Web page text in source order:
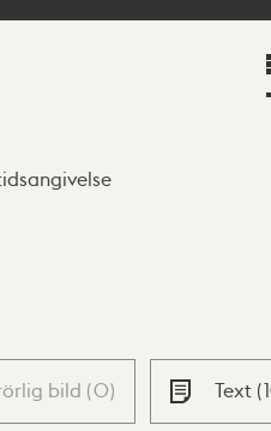
bild (0) Text (